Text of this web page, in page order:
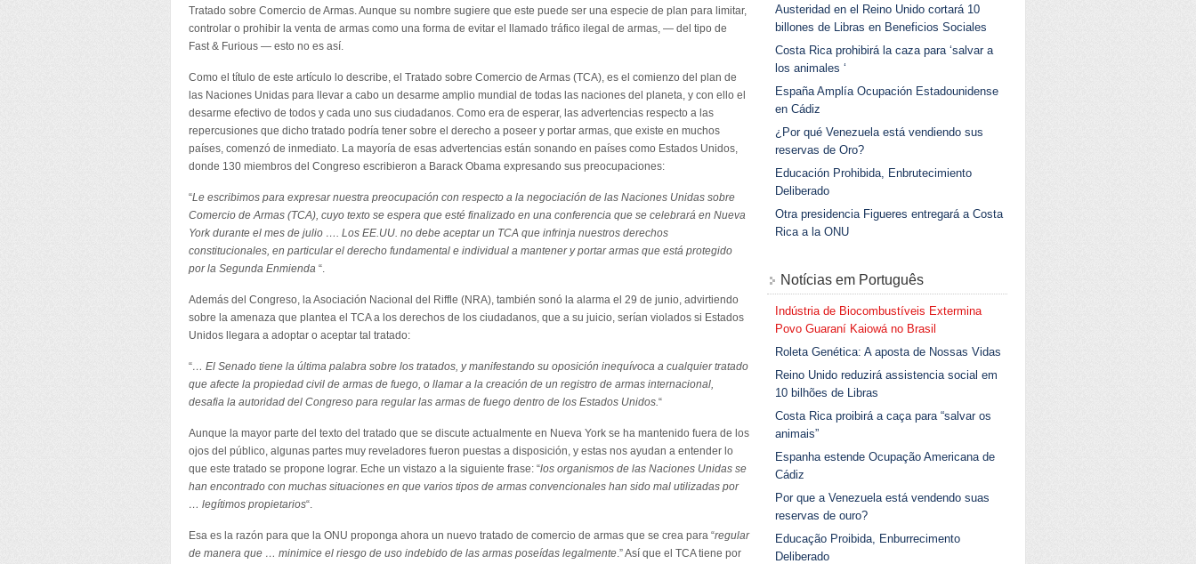
Tratado sobre Comercio de Armas. Aunque su nombre sugiere que este puede ser una especie de plan para limitar,
controlar o prohibir la venta de armas como una forma de evitar el llamado tráfico ilegal de armas, — del tipo de
Fast & Furious — esto no es así.
Como el título de este artículo lo describe, el Tratado sobre Comercio de Armas (TCA), es el comienzo del plan de
las Naciones Unidas para llevar a cabo un desarme amplio mundial de todas las naciones del planeta, y con ello el
desarme efectivo de todos y cada uno sus ciudadanos. Como era de esperar, las advertencias respecto a las
repercusiones que dicho tratado podría tener sobre el derecho a poseer y portar armas, que existe en muchos
países, comenzó de inmediato. La mayoría de esas advertencias están sonando en países como Estados Unidos,
donde 130 miembros del Congreso escribieron a Barack Obama expresando sus preocupaciones:
“Le escribimos para expresar nuestra preocupación con respecto a la negociación de las Naciones Unidas sobre
Comercio de Armas (TCA), cuyo texto se espera que esté finalizado en una conferencia que se celebrará en Nueva
York durante el mes de julio …. Los EE.UU. no debe aceptar un TCA que infrinja nuestros derechos
constitucionales, en particular el derecho fundamental e individual a mantener y portar armas que está protegido
por la Segunda Enmienda “.
Además del Congreso, la Asociación Nacional del Riffle (NRA), también sonó la alarma el 29 de junio, advirtiendo
sobre la amenaza que plantea el TCA a los derechos de los ciudadanos, que a su juicio, serían violados si Estados
Unidos llegara a adoptar o aceptar tal tratado:
“… El Senado tiene la última palabra sobre los tratados, y manifestando su oposición inequívoca a cualquier tratado
que afecte la propiedad civil de armas de fuego, o llamar a la creación de un registro de armas internacional,
desafia la autoridad del Congreso para regular las armas de fuego dentro de los Estados Unidos.“
Aunque la mayor parte del texto del tratado que se discute actualmente en Nueva York se ha mantenido fuera de los
ojos del público, algunas partes muy reveladores fueron puestas a disposición, y estas nos ayudan a entender lo
que este tratado se propone lograr. Eche un vistazo a la siguiente frase: “los organismos de las Naciones Unidas se
han encontrado con muchas situaciones en que varios tipos de armas convencionales han sido mal utilizadas por
… legítimos propietarios“.
Esa es la razón para que la ONU proponga ahora un nuevo tratado de comercio de armas que se crea para “regular
de manera que … minimice el riesgo de uso indebido de las armas poseídas legalmente.” Así que el TCA tiene por
Austeridad en el Reino Unido cortará 10
billones de Libras en Beneficios Sociales
Costa Rica prohibirá la caza para ‘salvar a
los animales ‘
España Amplía Ocupación Estadounidense
en Cádiz
¿Por qué Venezuela está vendiendo sus
reservas de Oro?
Educación Prohibida, Enbrutecimiento
Deliberado
Otra presidencia Figueres entregará a Costa
Rica a la ONU
Notícias em Português
Indústria de Biocombustíveis Extermina
Povo Guaraní Kaiowá no Brasil
Roleta Genética: A aposta de Nossas Vidas
Reino Unido reduzirá assistencia social em
10 bilhões de Libras
Costa Rica proibirá a caça para “salvar os
animais”
Espanha estende Ocupação Americana de
Cádiz
Por que a Venezuela está vendendo suas
reservas de ouro?
Educação Proibida, Enburrecimento
Deliberado